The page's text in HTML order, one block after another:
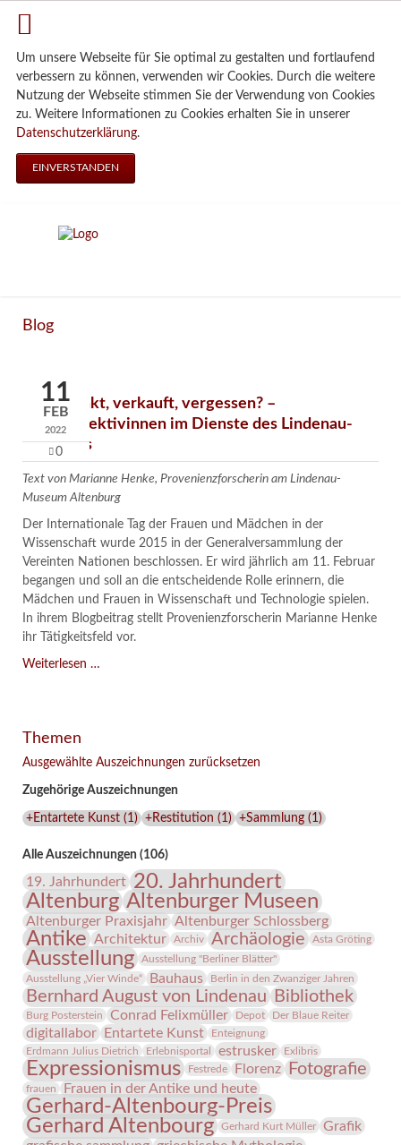
Um unsere Webseite für Sie optimal zu gestalten und fortlaufend
verbessern zu können, verwenden wir Cookies. Durch die weitere
Nutzung der Webseite stimmen Sie der Verwendung von Cookies
zu. Weitere Informationen zu Cookies erhalten Sie in unserer
Datenschutzerklärung.
EINVERSTANDEN
Blog
11
FEB
2022
0
Verschenkt, verkauft, vergessen? –
Kunstdetektivinnen im Dienste des Lindenau-
Museums
Text von Marianne Henke, Provenienzforscherin am Lindenau-
Museum Altenburg
Der Internationale Tag der Frauen und Mädchen in der
Wissenschaft wurde 2015 in der Generalversammlung der
Vereinten Nationen beschlossen. Er wird jährlich am 11. Februar
begangen und soll an die entscheidende Rolle erinnern, die
Mädchen und Frauen in Wissenschaft und Technologie spielen.
In ihrem Blogbeitrag stellt Provenienzforscherin Marianne Henke
ihr Tätigkeitsfeld vor.
Weiterlesen …
im
des
Lindenau-
Themen
Ausgewählte Auszeichnungen zurücksetzen
Zugehörige Auszeichnungen
+Entartete Kunst(1 ) +Restitution (1 ) +Sammlung(1 )
Alle Auszeichnungen (106)
19. Jahrhundert 20. Jahrhundert
Altenburg Altenburger Museen
Altenburger Praxisjahr Altenburger Schlossberg
Antike Architektur Archiv Archäologie Asta Gröting
Ausstellung
Ausstellung "Berliner Blätter"
Ausstellung „Vier Winde“
Bauhaus Berlin in den Zwanziger Jahren
Bernhard August von Lindenau Bibliothek
Burg Posterstein Conrad Felixmüller Depot Der Blaue Reiter
digitallabor Entartete Kunst
Enteignung
Erdmann Julius Dietrich
Erlebnisportal estrusker Exlibris
Expressionismus Festrede Florenz Fotografie
frauen Frauen in der Antike und heute
Gerhard-Altenbourg-Preis
Gerhard Altenbourg
Gerhard Kurt Müller
Grafik